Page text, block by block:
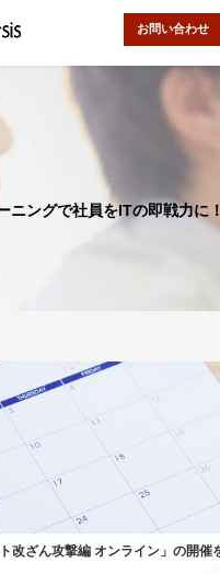
お問い合わせ
ニングで社員をITの即戦力に！
スケジュールを公開しました。